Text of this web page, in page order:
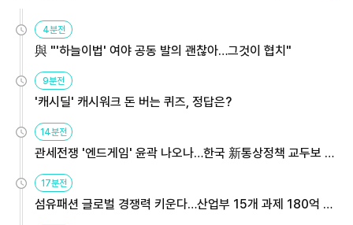
4분전
與 "'하늘이법' 여야 공동 발의 괜찮아…그것이 협치"
9분전
'캐시딜' 캐시워크 돈 버는 퀴즈, 정답은?
14분전
관세전쟁 '엔드게임' 윤곽 나오나…한국 新통상정책 교두보 활
용해야
17분전
섬유패션 글로벌 경쟁력 키운다…산업부 15개 과제 180억 지
원